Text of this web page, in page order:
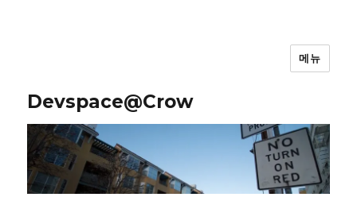
Devspace@Crow
메뉴